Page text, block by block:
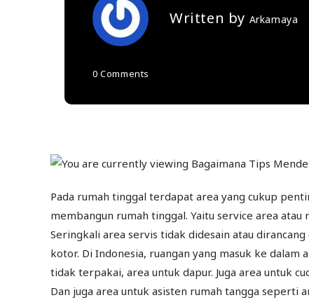
Written by Arkamaya
0 Comments
Pada rumah tinggal terdapat area yang cukup
membangun rumah tinggal. Yaitu service area
Seringkali area servis tidak didesain atau
kotor. Di Indonesia, ruangan yang masuk ke
tidak terpakai, area untuk dapur. Juga area untuk
Dan juga area untuk asisten rumah tangga seperti